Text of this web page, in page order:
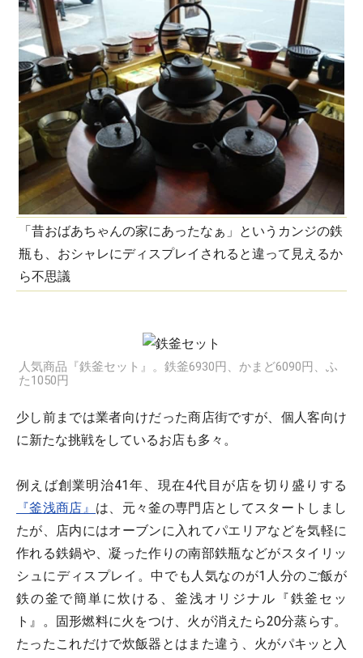
「昔おばあちゃんの家にあったなぁ」というカンジの鉄
瓶も、おシャレにディスプレイされると違って見えるか
ら不思議
人気商品『鉄釜セット』。鉄釜6930円、かまど6090円、ふ
た1050円
少し前までは業者向けだった商店街ですが、個人客向け
に新たな挑戦をしているお店も多々。
例えば創業明治41年、現在4代目が店を切り盛りする
『釜浅商店』 は、元々釜の専門店としてスタートしまし
たが、店内にはオーブンに入れてパエリアなどを気軽に
作れる鉄鍋や、凝った作りの南部鉄瓶などがスタイリッ
シュにディスプレイ。中でも人気なのが1人分のご飯が
鉄の釜で簡単に炊ける、釜浅オリジナル『鉄釜セッ
ト』。固形燃料に火をつけ、火が消えたら20分蒸らす。
たったこれだけで炊飯器とはまた違う、火がパキッと入